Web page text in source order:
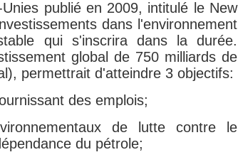
publié en 2009, intitulé le New
dans l'environnement
qui s'inscrira dans la durée.
global de 750 milliards de
permettrait d'atteindre 3 objectifs:
des emplois;
de lutte contre le
du pétrole;